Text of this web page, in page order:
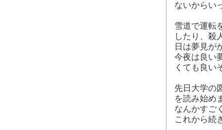
ないからい
雪道で運転
したり、殺
日は夢見が
今夜は良い
くても良い
先日大学の
を読み始め
なんかすご
これから続